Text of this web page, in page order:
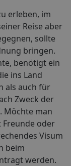
erleben, im
Reise aber
sollte
bringen.
benötigt ein
ins Land
als auch für
Zweck der
Möchte man
Freunde oder
Visum
beim
werden.